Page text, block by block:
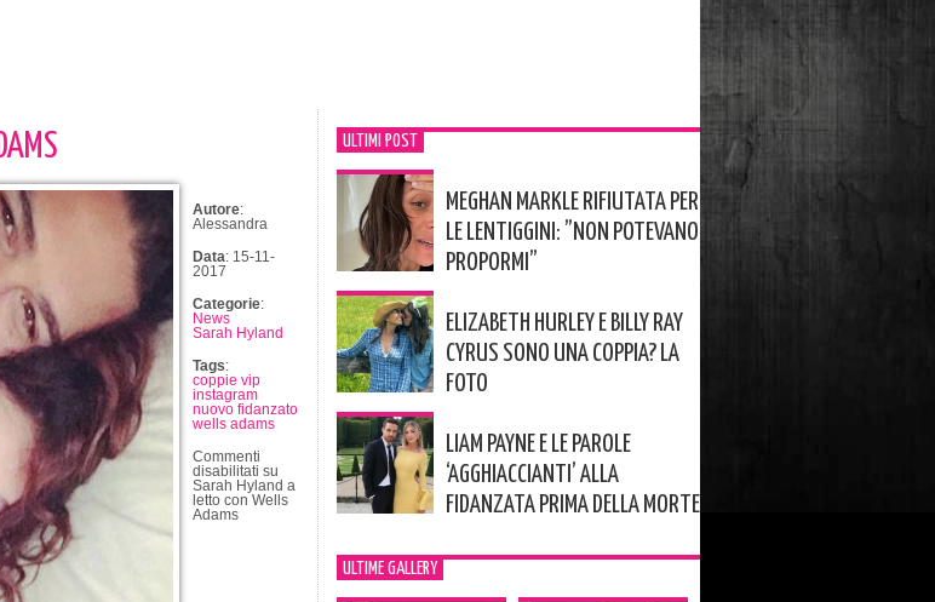
Autore:
Alessandra
Data: 15-11-
2017
Categorie:
News
Sarah Hyland
Tags:
coppie vip
instagram
nuovo fidanzato
wells adams
Commenti
disabilitati su
Sarah Hyland a
letto con Wells
Adams
ULTIMI POST
MEGHAN MARKLE RIFIUTATA PER
LE LENTIGGINI: ”NON POTEVANO
PROPORMI”
ELIZABETH HURLEY E BILLY RAY
CYRUS SONO UNA COPPIA? LA
FOTO
LIAM PAYNE E LE PAROLE
‘AGGHIACCIANTI’ ALLA
FIDANZATA PRIMA DELLA MORTE
ULTIME GALLERY